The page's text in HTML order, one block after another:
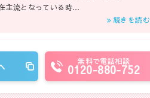
主流となっている時…
続きを読む
無料で電話相談
0120-880-752